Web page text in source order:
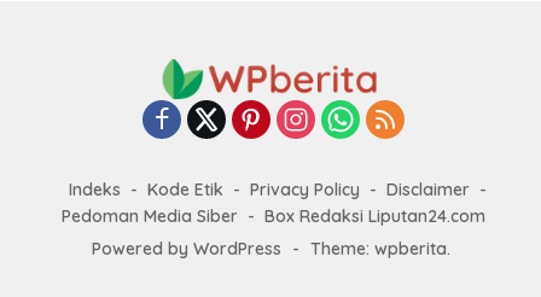
Indeks Kode Etik Privacy Policy
Disclaimer
Pedoman Media Siber
Box Redaksi Liputan24.com
Powered by WordPress
- Theme: wpberita.